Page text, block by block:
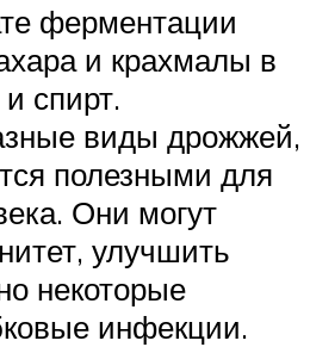
ферментации
и крахмалы в
спирт.
виды дрожжей,
полезными для
Они могут
улучшить
некоторые
инфекции.